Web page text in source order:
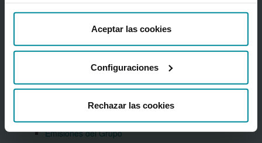
Aceptar las cookies
Configuraciones
Rechazar las cookies
Grupo Cooperativo Cajamar
Accionistas e inversores
Presentación institucional del Grupo
Accionistas
Emisiones del Grupo